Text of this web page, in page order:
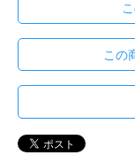
この